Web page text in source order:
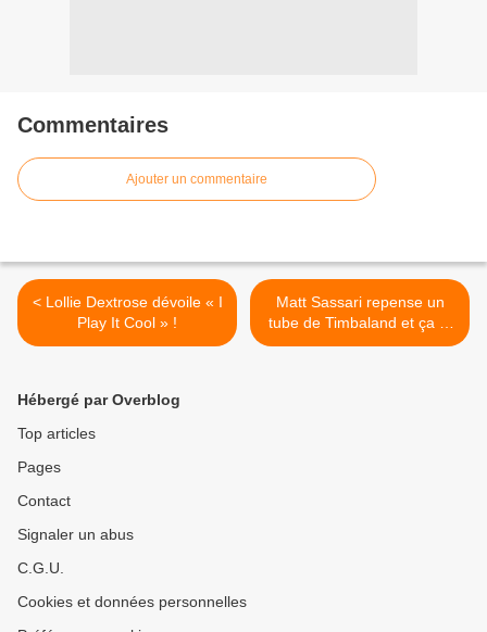
Commentaires
Ajouter un commentaire
< Lollie Dextrose dévoile « I
Play It Cool » !
Matt Sassari repense un
tube de Timbaland et ça le
fait ! >
Hébergé par Overblog
Top articles
Pages
Contact
Signaler un abus
C.G.U.
Cookies et données personnelles